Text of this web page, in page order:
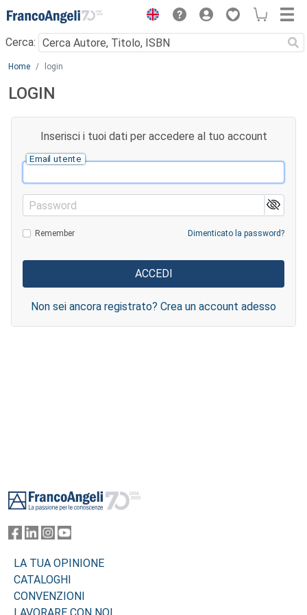
Menu
Cerca:
Main content
Home login
LOGIN
Inserisci i tuoi dati per accedere al tuo account
Email utente
Password
Remember Dimenticato la password?
Non sei ancora registrato? Crea un account adesso
LA TUA OPINIONE
CATALOGHI
CONVENZIONI